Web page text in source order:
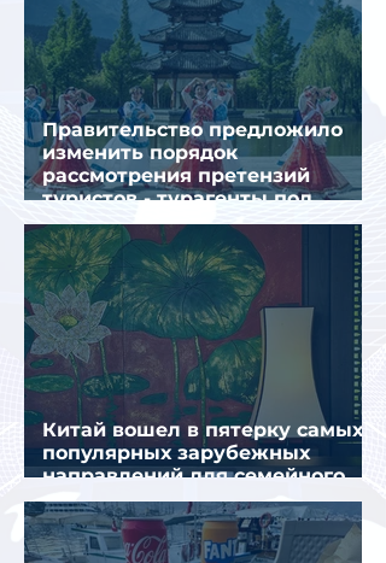
Правительство предложило
изменить порядок
рассмотрения претензий
туристов - турагенты под
ударом!
Китай вошел в пятерку самых
популярных зарубежных
направлений для семейного
отдыха летом